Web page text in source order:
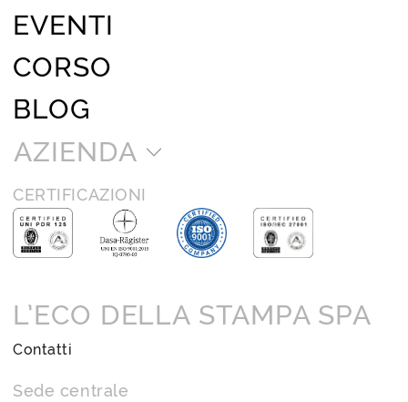
EVENTI
CORSO
BLOG
AZIENDA
CERTIFICAZIONI
L’ECO DELLA STAMPA SPA
Contatti
Sede centrale